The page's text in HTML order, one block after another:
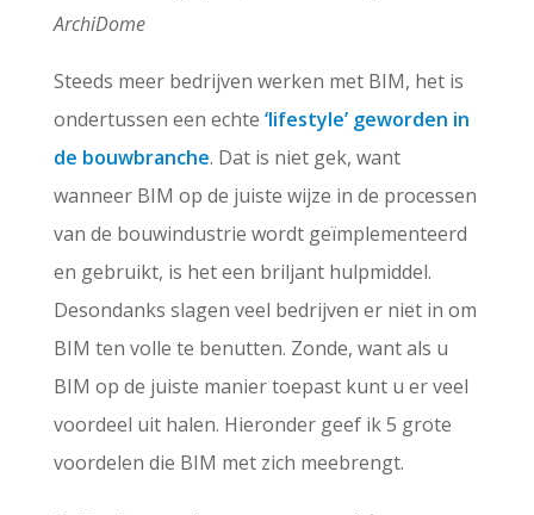
ArchiDome
Steeds meer bedrijven werken met BIM, het is
ondertussen een echte ‘lifestyle’ geworden in
de bouwbranche. Dat is niet gek, want
wanneer BIM op de juiste wijze in de processen
van de bouwindustrie wordt geïmplementeerd
en gebruikt, is het een briljant hulpmiddel.
Desondanks slagen veel bedrijven er niet in om
BIM ten volle te benutten. Zonde, want als u
BIM op de juiste manier toepast kunt u er veel
voordeel uit halen. Hieronder geef ik 5 grote
voordelen die BIM met zich meebrengt.